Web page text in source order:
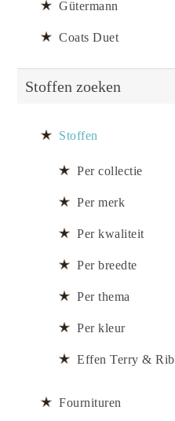
Gütermann
Coats Duet
Stoffen zoeken
Stoffen
Per collectie
Per merk
Per kwaliteit
Per breedte
Per thema
Per kleur
Effen Terry & Rib
Fournituren